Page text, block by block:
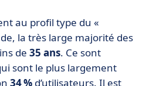
au profil type du «
la très large majorité des
de 35 ans. Ce sont
sont le plus largement
34 % d’utilisateurs. Il est